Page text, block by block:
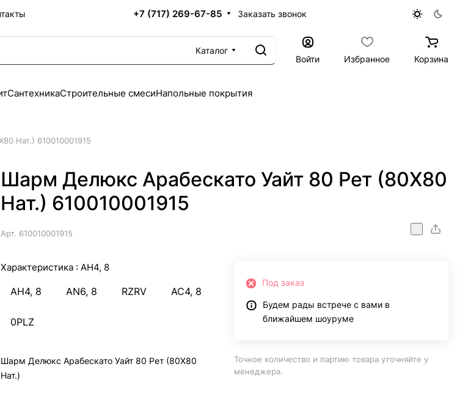
+7 (717) 269-67-85 Заказать звонок
Каталог
Войти
Избранное Корзина
СантехникаСтроительные смесиНапольные покрытия
Нат.) 610010001915
Шарм Делюкс Арабескато Уайт 80 Рет (80X80
Нат.) 610010001915
Арт. 610010001915
Характеристика : АН4, 8
АН4, 8 AN6, 8 RZRV AC4, 8
0PLZ
Шарм Делюкс Арабескато Уайт 80 Рет (80X80
Нат.)
Под заказ
Будем рады встрече с вами в
ближайшем шоуруме
Точное количество и партию товара уточняйте у
менеджера.